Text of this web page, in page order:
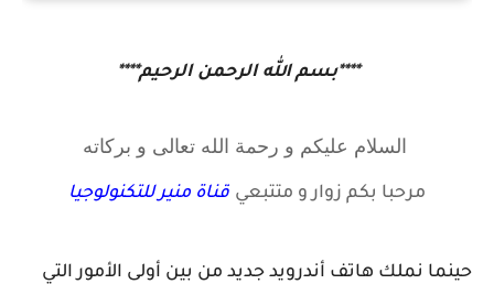
****بسم الله الرحمن الرحيم****
السلام عليكم و رحمة الله تعالى و بركاته
مرحبا بكم زوار و متتبعي قناة منير للتكنولوجيا
حينما نملك هاتف أندرويد جديد من بين أولى الأمور التي